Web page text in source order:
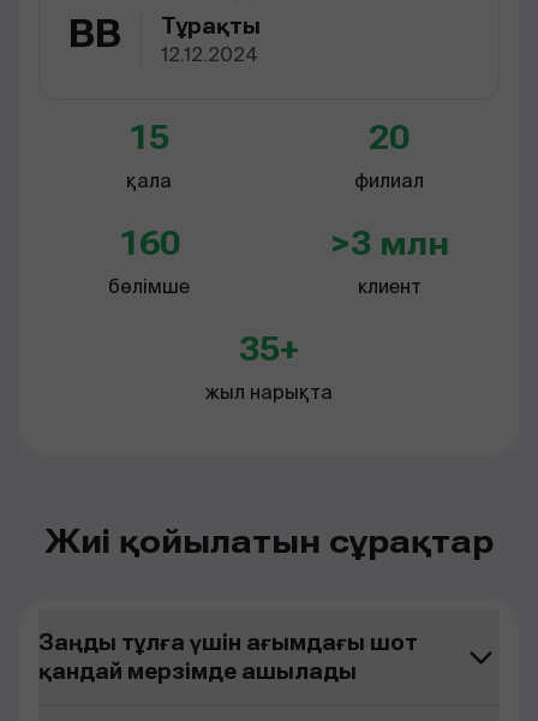
BB
Тұрақты
12.12.2024
15
қала
20
филиал
160
бөлімше
>3 млн
клиент
35+
жыл нарықта
Жиі қойылатын сұрақтар
Заңды тұлға үшін ағымдағы шот
қандай мерзімде ашылады